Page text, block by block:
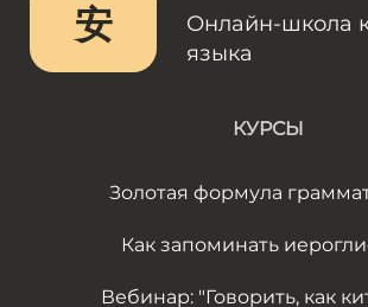
安
Онлайн-школа
языка
КУРСЫ
Золотая формула
Как запоминать
Вебинар: "Говорить, как